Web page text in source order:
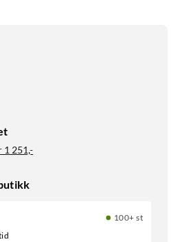
1 251,-
100+ st